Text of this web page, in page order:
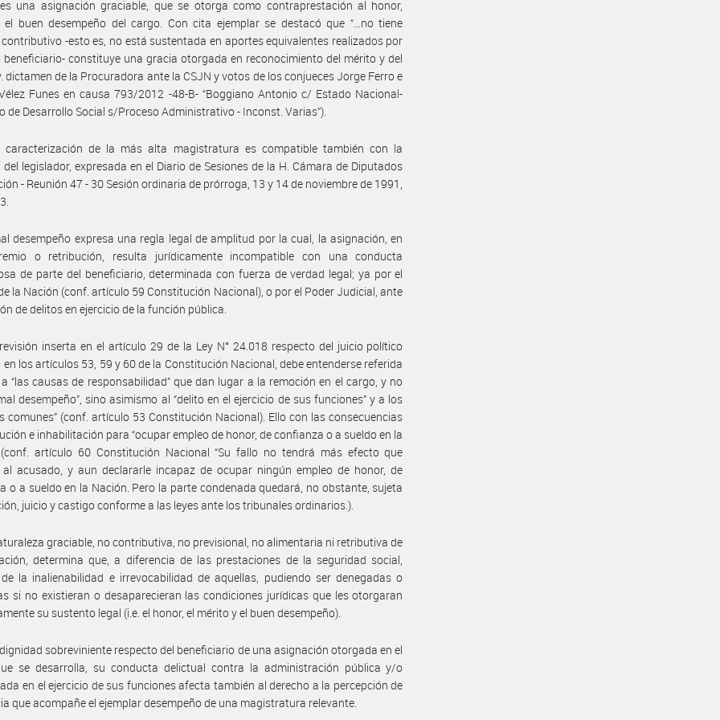
una asignación graciable, que se otorga como contraprestación al honor,
buen desempeño del cargo. Con cita ejemplar se destacó que “…no tiene
-esto es, no está sustentada en aportes equivalentes realizados por
beneficiario- constituye una gracia otorgada en reconocimiento del mérito y del
dictamen de la Procuradora ante la CSJN y votos de los conjueces Jorge Ferro e
Funes en causa 793/2012 -48-B- “Boggiano Antonio c/ Estado Nacional-
de Desarrollo Social s/Proceso Administrativo - Inconst. Varias”).
caracterización de la más alta magistratura es compatible también con la
legislador, expresada en el Diario de Sesiones de la H. Cámara de Diputados
- Reunión 47 - 30 Sesión ordinaria de prórroga, 13 y 14 de noviembre de 1991,
desempeño expresa una regla legal de amplitud por la cual, la asignación, en
o retribución, resulta jurídicamente incompatible con una conducta
de parte del beneficiario, determinada con fuerza de verdad legal; ya por el
la Nación (conf. artículo 59 Constitución Nacional), o por el Poder Judicial, ante
de delitos en ejercicio de la función pública.
inserta en el artículo 29 de la Ley N° 24.018 respecto del juicio político
los artículos 53, 59 y 60 de la Constitución Nacional, debe entenderse referida
“las causas de responsabilidad” que dan lugar a la remoción en el cargo, y no
desempeño”, sino asimismo al “delito en el ejercicio de sus funciones” y a los
comunes” (conf. artículo 53 Constitución Nacional). Ello con las consecuencias
e inhabilitación para “ocupar empleo de honor, de confianza o a sueldo en la
(conf. artículo 60 Constitución Nacional “Su fallo no tendrá más efecto que
acusado, y aun declararle incapaz de ocupar ningún empleo de honor, de
o a sueldo en la Nación. Pero la parte condenada quedará, no obstante, sujeta
juicio y castigo conforme a las leyes ante los tribunales ordinarios.).
graciable, no contributiva, no previsional, no alimentaria ni retributiva de
determina que, a diferencia de las prestaciones de la seguridad social,
la inalienabilidad e irrevocabilidad de aquellas, pudiendo ser denegadas o
si no existieran o desaparecieran las condiciones jurídicas que les otorgaran
su sustento legal (i.e. el honor, el mérito y el buen desempeño).
sobreviniente respecto del beneficiario de una asignación otorgada en el
se desarrolla, su conducta delictual contra la administración pública y/o
en el ejercicio de sus funciones afecta también al derecho a la percepción de
que acompañe el ejemplar desempeño de una magistratura relevante.